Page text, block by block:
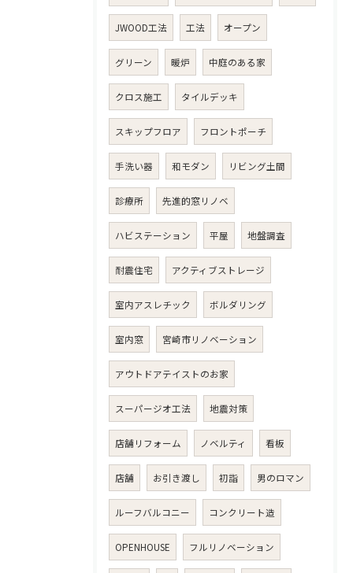
JWOOD工法 工法 オープン
グリーン 暖炉 中庭のある家
クロス施工 タイルデッキ
スキップフロア フロントポーチ
手洗い器 和モダン リビング土間
診療所 先進的窓リノベ
ハビステーション 平屋 地盤調査
耐震住宅 アクティブストレージ
室内アスレチック ボルダリング
室内窓 宮崎市リノベーション
アウトドアテイストのお家
スーパージオ工法 地震対策
店舗リフォーム ノベルティ 看板
店舗 お引き渡し 初詣 男のロマン
ルーフバルコニー コンクリート造
OPENHOUSE フルリノベーション